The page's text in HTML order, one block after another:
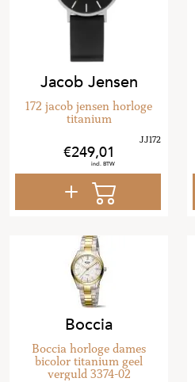
Jacob Jensen
172 jacob jensen horloge
titanium
249,01
Boccia
Boccia horloge dames
bicolor titanium geel
verguld 3374-02